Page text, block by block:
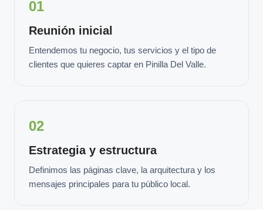
01
Reunión inicial
Entendemos tu negocio, tus servicios y el tipo de
clientes que quieres captar en Pinilla Del Valle.
02
Estrategia y estructura
Definimos las páginas clave, la arquitectura y los
mensajes principales para tu público local.